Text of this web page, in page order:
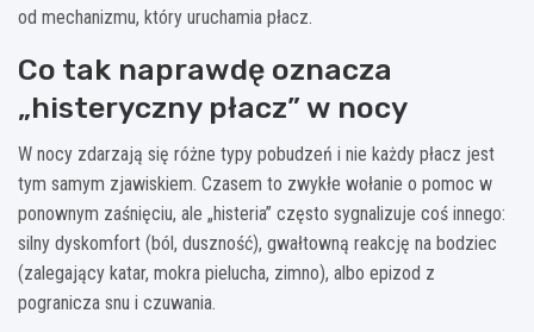
od mechanizmu, który uruchamia płacz.
Co tak naprawdę oznacza
„histeryczny płacz” w nocy
W nocy zdarzają się różne typy pobudzeń i nie każdy płacz jest
tym samym zjawiskiem. Czasem to zwykłe wołanie o pomoc w
ponownym zaśnięciu, ale „histeria” często sygnalizuje coś innego:
silny dyskomfort (ból, duszność), gwałtowną reakcję na bodziec
(zalegający katar, mokra pielucha, zimno), albo epizod z
pogranicza snu i czuwania.